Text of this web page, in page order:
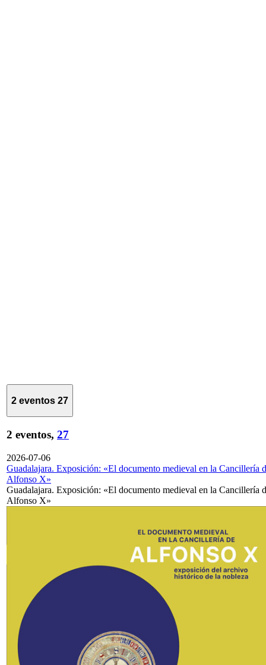
2 eventos 27
2 eventos, 27
2026-07-06
Guadalajara. Exposición: «El documento medieval en la Cancillería
Alfonso X»
Guadalajara. Exposición: «El documento medieval en la Cancillería
Alfonso X»